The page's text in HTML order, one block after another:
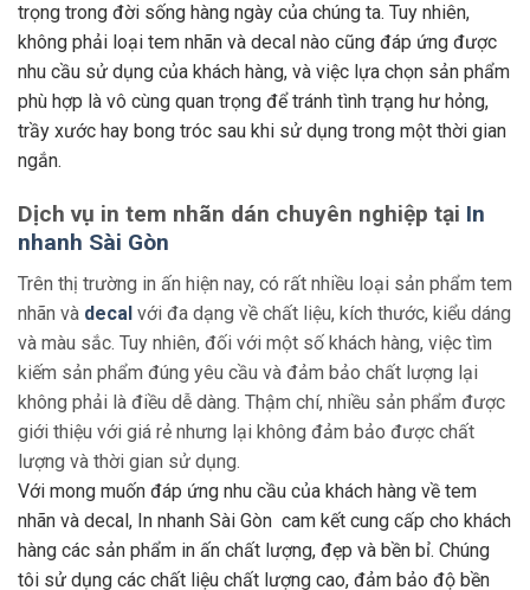
trọng trong đời sống hàng ngày của chúng ta. Tuy nhiên,
không phải loại tem nhãn và decal nào cũng đáp ứng được
nhu cầu sử dụng của khách hàng, và việc lựa chọn sản phẩm
phù hợp là vô cùng quan trọng để tránh tình trạng hư hỏng,
trầy xước hay bong tróc sau khi sử dụng trong một thời gian
ngắn.
Dịch vụ in tem nhãn dán chuyên nghiệp tại In
nhanh Sài Gòn
Trên thị trường in ấn hiện nay, có rất nhiều loại sản phẩm tem
nhãn và decal với đa dạng về chất liệu, kích thước, kiểu dáng
và màu sắc. Tuy nhiên, đối với một số khách hàng, việc tìm
kiếm sản phẩm đúng yêu cầu và đảm bảo chất lượng lại
không phải là điều dễ dàng. Thậm chí, nhiều sản phẩm được
giới thiệu với giá rẻ nhưng lại không đảm bảo được chất
lượng và thời gian sử dụng.
Với mong muốn đáp ứng nhu cầu của khách hàng về tem
nhãn và decal, In nhanh Sài Gòn cam kết cung cấp cho khách
hàng các sản phẩm in ấn chất lượng, đẹp và bền bỉ. Chúng
tôi sử dụng các chất liệu chất lượng cao, đảm bảo độ bền